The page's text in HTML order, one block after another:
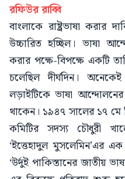
রফিউর রাব্বি
বাংলাকে রাষ্ট্রভাষা করার
উচ্চারিত হচ্ছিল। ভাষা
করার পক্ষে-বিপক্ষে একটি
চলেছিল দীর্ঘদিন।
লড়াইটিকে ভাষা
থাকেন। ১৯৪৭ সালের ১৭ মে
কমিটির সদস্য চৌধুরী
‘ইত্তেহাদুল মুসলেমিন’এর
‘উর্দুই পাকিস্তানের জাতীয়